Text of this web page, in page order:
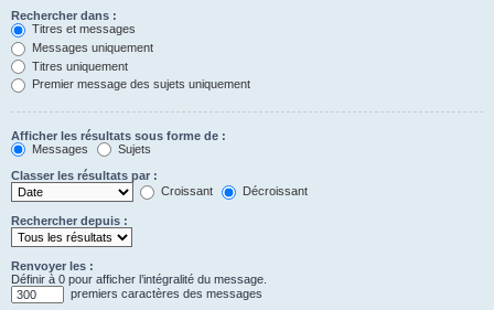
Rechercher dans :
Titres et messages
Messages uniquement
Titres uniquement
Premier message des sujets uniquement
Afficher les résultats sous forme de :
Messages
Sujets
Classer les résultats par :
Croissant
Décroissant
Rechercher depuis :
Renvoyer les :
Définir à 0 pour afficher l’intégralité du message.
premiers caractères des messages